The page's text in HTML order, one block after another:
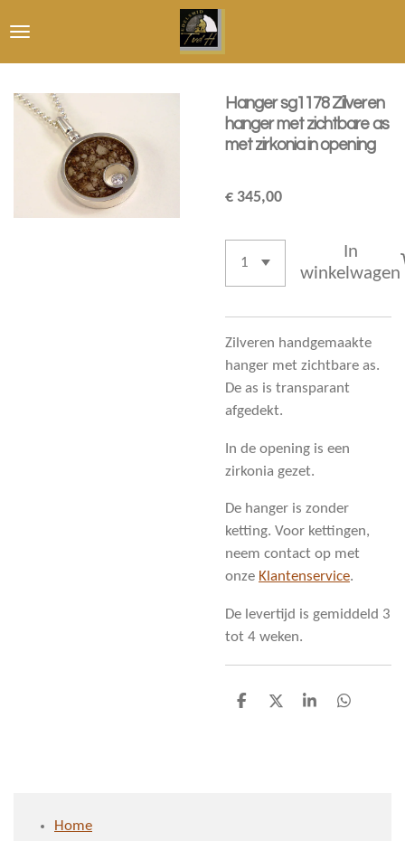
direct
naar
hoofdinhoud
Hanger sg1178 Zilveren
hanger met zichtbare as
met zirkonia in opening
€ 345,00
In
winkelwagen
Zilveren handgemaakte
hanger met zichtbare as.
De as is transparant
afgedekt.
In de opening is een
zirkonia gezet.
De hanger is zonder
ketting. Voor kettingen,
neem contact op met
onze Klantenservice.
De levertijd is gemiddeld 3
tot 4 weken.
D
D
S
D
Home